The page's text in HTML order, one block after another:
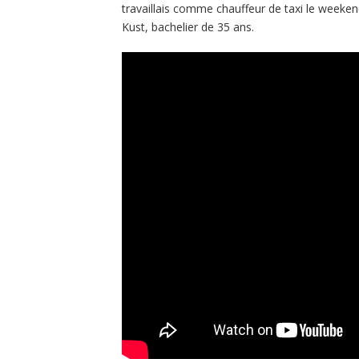
travaillais comme chauffeur de taxi le
Kust, bachelier de 35 ans.